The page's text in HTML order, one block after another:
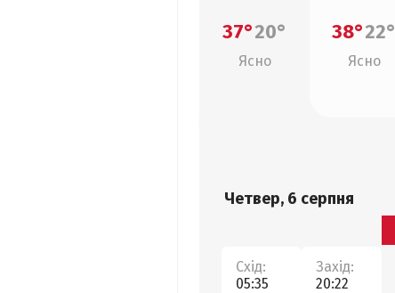
37°20°
Ясно
38°22°
Ясно
Четвер, 6 серпня
Схід:
05:35
Захід:
20:22